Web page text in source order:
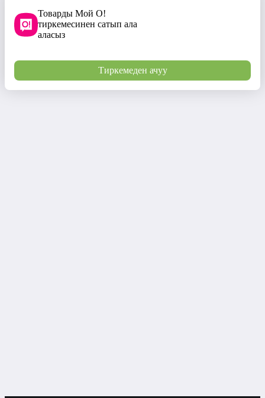
Товарды Мой О!
тиркемесинен сатып ала
аласыз
Тиркемеден ачуу